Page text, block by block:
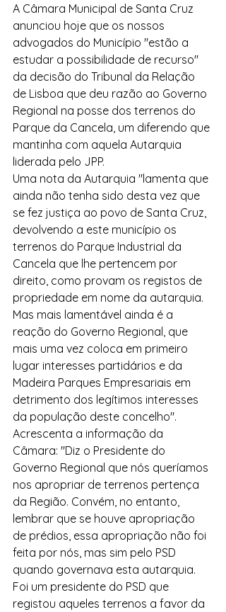
A Câmara Municipal de Santa Cruz
anunciou hoje que os nossos
advogados do Município "estão a
estudar a possibilidade de recurso"
da decisão do Tribunal da Relação
de Lisboa que deu razão ao Governo
Regional na posse dos terrenos do
Parque da Cancela, um diferendo que
mantinha com aquela Autarquia
liderada pelo JPP.
Uma nota da Autarquia "lamenta que
ainda não tenha sido desta vez que
se fez justiça ao povo de Santa Cruz,
devolvendo a este município os
terrenos do Parque Industrial da
Cancela que lhe pertencem por
direito, como provam os registos de
propriedade em nome da autarquia.
Mas mais lamentável ainda é a
reação do Governo Regional, que
mais uma vez coloca em primeiro
lugar interesses partidários e da
Madeira Parques Empresariais em
detrimento dos legítimos interesses
da população deste concelho".
Acrescenta a informação da
Câmara: "Diz o Presidente do
Governo Regional que nós queríamos
nos apropriar de terrenos pertença
da Região. Convém, no entanto,
lembrar que se houve apropriação
de prédios, essa apropriação não foi
feita por nós, mas sim pelo PSD
quando governava esta autarquia.
Foi um presidente do PSD que
registou aqueles terrenos a favor da